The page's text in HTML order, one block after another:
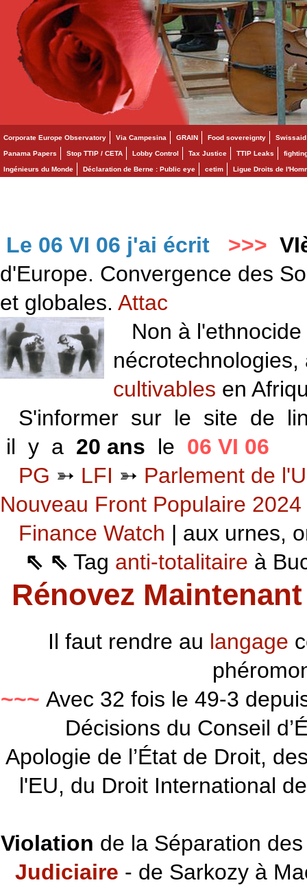
Corporate Europe Observatory Via Campesina GRAIN Food sovereignty Swissaid
Panama Papers Stop TTIP / CETA Lobby Control Tax Justice TTIP Leaks
Ingénieurs du Monde Déclaration de Berne : Public eye cetim Ligue Droits de
Le 06 VI 06 j'ai écrit >>>
d'Europe. Convergence des
et globales. Attac
Non à l'ethnocide
cultivables en
S'informer sur le site de
il y a 20 ans le 06 VI 06
PG ➳ LFI ➳ Parlement de
Nouveau Front Populaire 2024
Finance Watch | aux urnes,
⇖ ⇖ Tag anti-totalitaire à
Rénovez
Il faut rendre au langage
~~~ Avec 32 fois le 49-3
Décisions du Conseil
Apologie de l’État de Droit,
l'EU, du Droit International
Violation de la Séparation
Judiciaire - de Sarkozy à